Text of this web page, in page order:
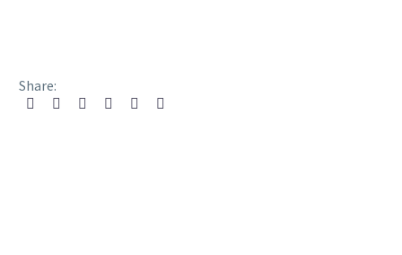
Share: